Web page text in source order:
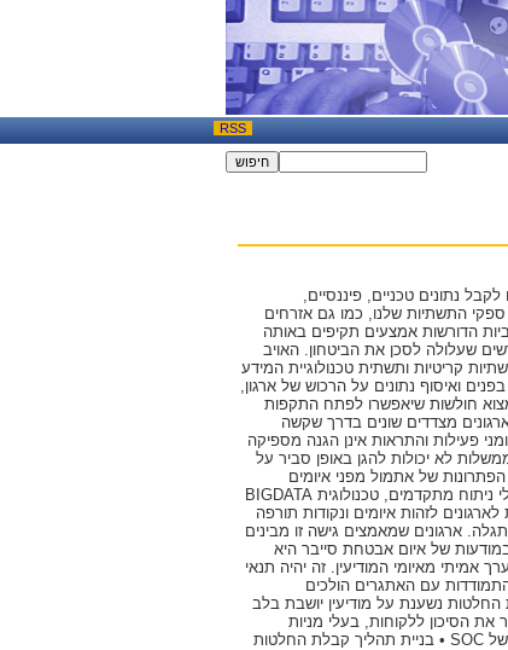
RSS
נתונים טכניים, פיננסיים,
התשתיות שלנו, כמו גם אזרחים
הדורשות אמצעים תקיפים באותה
שעלולה לסכן את הביטחון. האויב
קריטיות ותשתית טכנולוגיית המידע
ואיסוף נתונים על הרכוש של ארגון,
חולשות שיאפשרו לפתח התקפות
מצדדים שונים בדרך שקשה
פעילות והתראות אינן הגנה מספיקה
לא יכולות להגן באופן סביר על
של אתמול מפני איומים
המתוחכמים של היום. מה שארגונים חסרים הוא מרכז מבצעי Cyber Security עם תהליך מתודולוגי, כלי ניתוח מתקדמים, טכנולוגית BIGDATA
לזהות איומים ונקודות תורפה
ארגונים שמאמצים גישה זו מבינים
במודעות של איום אבטחת סייבר היא
אמיתי מאיומי המודיעין. זה יהיה תנאי
עם האתגרים הולכים
נשענת על מודיעין יושבת בלב
את הסיכון ללקוחות, בעלי מניות
ועובדים: • להוסיף סיכוני סייבר למדיניות ניהול סיכונים שלה • יישום מודל תפעולי ביטחוני מרכזי בצורה של SOC • בניית תהליך קבלת החלטות